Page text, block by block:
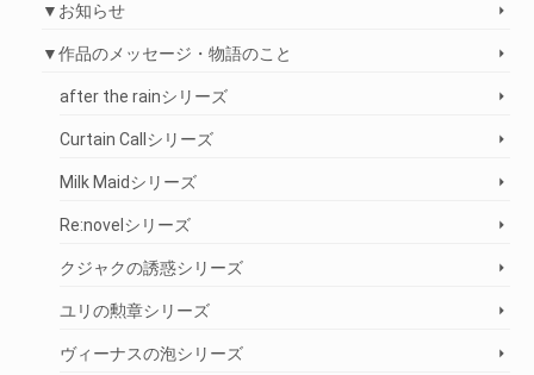
▼お知らせ
▼作品のメッセージ・物語のこと
after the rainシリーズ
Curtain Callシリーズ
Milk Maidシリーズ
Re:novelシリーズ
クジャクの誘惑シリーズ
ユリの勲章シリーズ
ヴィーナスの泡シリーズ